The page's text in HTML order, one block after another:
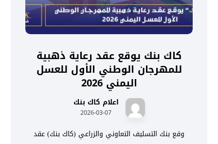
كاك بنك يوقع عقد رعاية ذهبية
للمهرجان الوطني الأول للعسل
اليمني 2026
اعلام كاك بنك
2026-03-07
وقع بنك التسليف التعاوني والزراعي (كاك بنك) عقد